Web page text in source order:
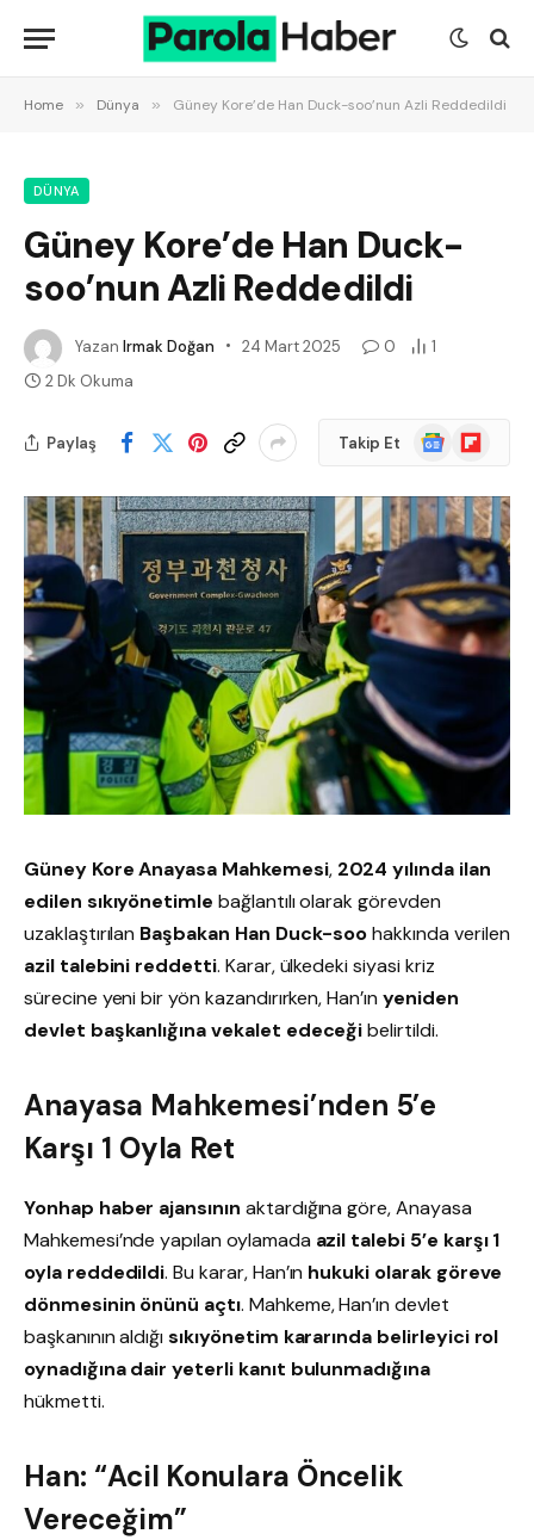
Home » Dünya » Güney Kore’de Han Duck-soo’nun Azli Reddedildi
DÜNYA
Güney Kore’de Han Duck-
soo’nun Azli Reddedildi
Yazan Irmak Doğan 24 Mart 2025 0
1
2 Dk Okuma
Paylaş Takip Et
Google
News
Flipboard
Güney Kore Anayasa Mahkemesi, 2024 yılında ilan
edilen sıkıyönetimle bağlantılı olarak görevden
uzaklaştırılan Başbakan Han Duck-soohakkında verilen
azil talebini reddetti. Karar, ülkedeki siyasi kriz
sürecine yeni bir yön kazandırırken, Han’ın yeniden
devlet başkanlığına vekalet edeceğibelirtildi.
Anayasa Mahkemesi’nden 5’e
Karşı 1 Oyla Ret
Yonhap haber ajansının aktardığına göre, Anayasa
Mahkemesi’nde yapılan oylamada azil talebi 5’e karşı 1
oyla reddedildi. Bu karar, Han’ın hukuki olarak göreve
dönmesinin önünü açtı. Mahkeme, Han’ın devlet
başkanının aldığısıkıyönetim kararında belirleyici rol
oynadığına dair yeterli kanıt bulunmadığına
hükmetti.
Han: “Acil Konulara Öncelik
Vereceğim”